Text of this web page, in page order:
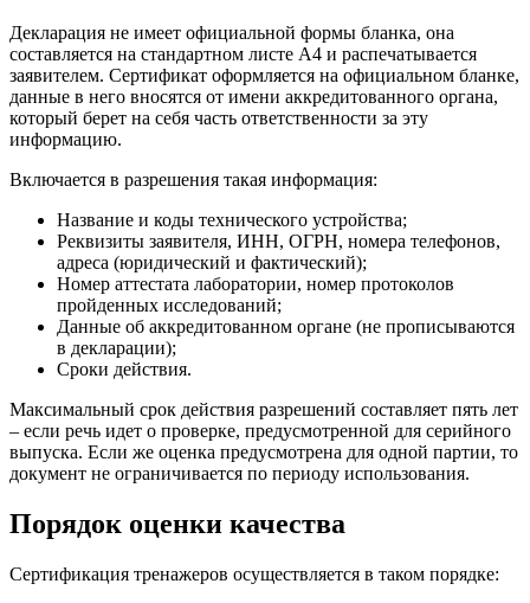
Декларация не имеет официальной формы бланка, она
составляется на стандартном листе А4 и распечатывается
заявителем. Сертификат оформляется на официальном бланке,
данные в него вносятся от имени аккредитованного органа,
который берет на себя часть ответственности за эту
информацию.
Включается в разрешения такая информация:
Название и коды технического устройства;
Реквизиты заявителя, ИНН, ОГРН, номера телефонов,
адреса (юридический и фактический);
Номер аттестата лаборатории, номер протоколов
пройденных исследований;
Данные об аккредитованном органе (не прописываются
в декларации);
Сроки действия.
Максимальный срок действия разрешений составляет пять лет
– если речь идет о проверке, предусмотренной для серийного
выпуска. Если же оценка предусмотрена для одной партии, то
документ не ограничивается по периоду использования.
Порядок оценки качества
Сертификация тренажеров осуществляется в таком порядке: